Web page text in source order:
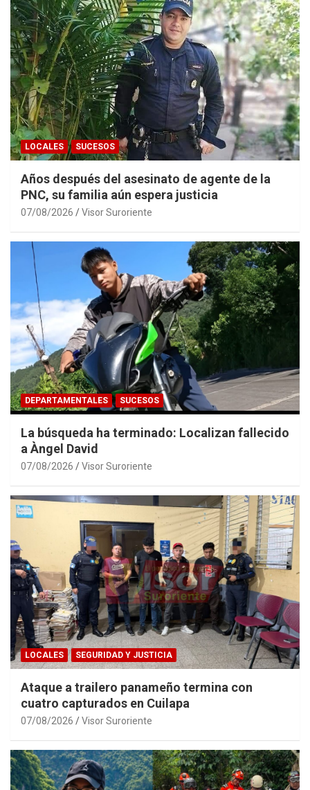
LOCALES SUCESOS
Años después del asesinato de agente de la
PNC, su familia aún espera justicia
07/08/2026 Visor Suroriente
DEPARTAMENTALES SUCESOS
La búsqueda ha terminado: Localizan fallecido
a Àngel David
07/08/2026 Visor Suroriente
LOCALES SEGURIDAD Y JUSTICIA
Ataque a trailero panameño termina con
cuatro capturados en Cuilapa
07/08/2026 Visor Suroriente